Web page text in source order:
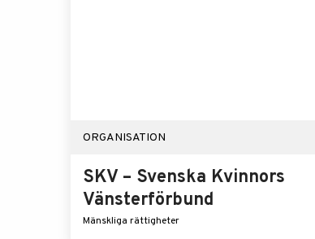
ORGANISATION
SKV – Svenska Kvinnors
Vänsterförbund
Mänskliga rättigheter